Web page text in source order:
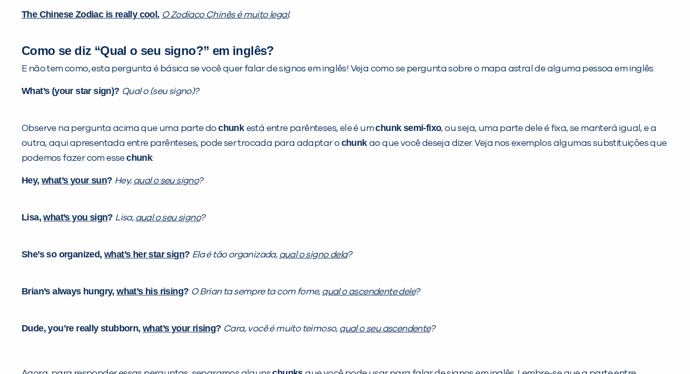
The Chinese Zodiac is really cool. O Zodíaco Chinês é muito legal.
Como se diz “Qual o seu signo?” em inglês?
E não tem como, esta pergunta é básica se você quer falar de signos em inglês! Veja como se pergunta sobre o mapa astral de alguma pessoa em inglês:
What’s (your star sign)? Qual o (seu signo)?
Observe na pergunta acima que uma parte dochunk está entre parênteses, ele é umchunk semi-fixo, ou seja, uma parte dele é fixa, se manterá igual, e a
outra, aqui apresentada entre parênteses, pode ser trocada para adaptar o chunkao que você deseja dizer. Veja nos exemplos algumas substituições que
podemos fazer com essechunk:
Hey, what’s your sun? Hey, qual o seu signo?
Lisa,what’s you sign? Lisa, qual o seu signo?
She’s so organized, what’s her star sign? Ela é tão organizada, qual o signo dela?
Brian’s always hungry,what’s his rising? O Brian ta sempre ta com fome, qual o ascendente dele?
Dude, you’re really stubborn, what’s your rising? Cara, você é muito teimoso, qual o seu ascendente?